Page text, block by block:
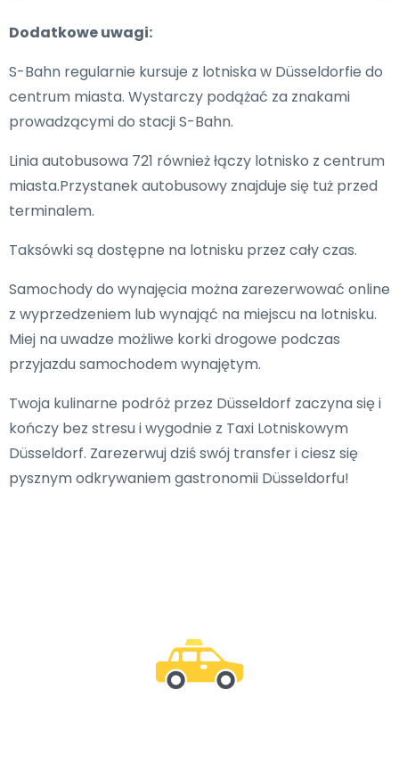
Dodatkowe uwagi:
S-Bahn regularnie kursuje z lotniska w Düsseldorfie do
centrum miasta. Wystarczy podążać za znakami
prowadzącymi do stacji S-Bahn.
Linia autobusowa 721 również łączy lotnisko z centrum
miasta.Przystanek autobusowy znajduje się tuż przed
terminalem.
Taksówki są dostępne na lotnisku przez cały czas.
Samochody do wynajęcia można zarezerwować online
z wyprzedzeniem lub wynająć na miejscu na lotnisku.
Miej na uwadze możliwe korki drogowe podczas
przyjazdu samochodem wynajętym.
Twoja kulinarne podróż przez Düsseldorf zaczyna się i
kończy bez stresu i wygodnie z Taxi Lotniskowym
Düsseldorf. Zarezerwuj dziś swój transfer i ciesz się
pysznym odkrywaniem gastronomii Düsseldorfu!